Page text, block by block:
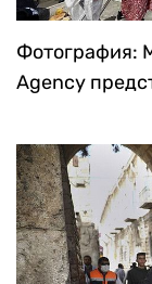
Фотография:
Agency